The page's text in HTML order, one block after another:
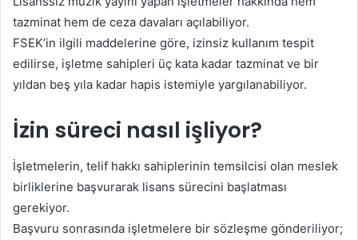
tazminat hem de ceza davaları açılabiliyor.
FSEK’in ilgili maddelerine göre, izinsiz kullanım tespit
edilirse, işletme sahipleri üç kata kadar tazminat ve bir
yıldan beş yıla kadar hapis istemiyle yargılanabiliyor.
İzin süreci nasıl işliyor?
İşletmelerin, telif hakkı sahiplerinin temsilcisi olan meslek
birliklerine başvurarak lisans sürecini başlatması
gerekiyor.
Başvuru sonrasında işletmelere bir sözleşme gönderiliyor;